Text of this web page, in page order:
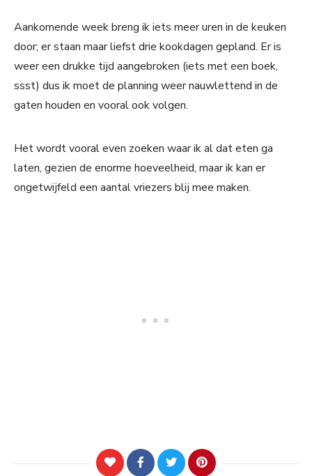
Aankomende week breng ik iets meer uren in de keuken
door; er staan maar liefst drie kookdagen gepland. Er is
weer een drukke tijd aangebroken (iets met een boek,
ssst) dus ik moet de planning weer nauwlettend in de
gaten houden en vooral ook volgen.
Het wordt vooral even zoeken waar ik al dat eten ga
laten, gezien de enorme hoeveelheid, maar ik kan er
ongetwijfeld een aantal vriezers blij mee maken.